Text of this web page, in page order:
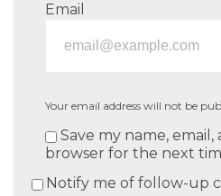
Email
Your email address will not be
Save my name,
browser for the next
Notify me of follow-up